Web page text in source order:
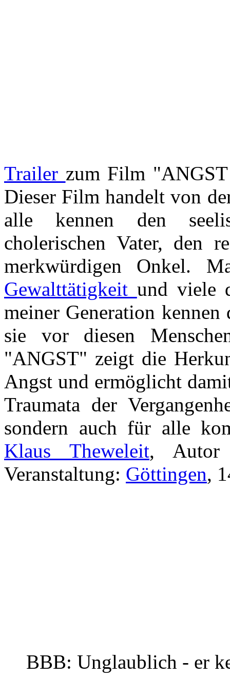
Trailer zum Film
Dieser Film handelt von
alle kennen den
cholerischen Vater, den
merkwürdigen Onkel.
Gewalttätigkeit und viele
meiner Generation
sie vor diesen
"ANGST" zeigt die
Angst und ermöglicht
Traumata der
sondern auch für alle
Klaus Theweleit, Autor
Veranstaltung: Göttingen,
BBB: Unglaublich - er